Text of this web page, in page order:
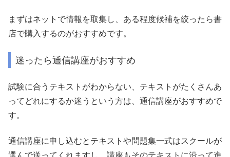
まずはネットで情報を取集し、ある程度候補を絞ったら書
店で購入するのがおすすめです。
迷ったら通信講座がおすすめ
試験に合うテキストがわからない、テキストがたくさんあ
ってどれにするか迷うという方は、通信講座がおすすめで
す。
通信講座に申し込むとテキストや問題集一式はスクールが